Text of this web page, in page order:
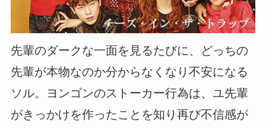
先輩のダークな一面を見るたびに、どっちの
先輩が本物なのか分からなくなり不安になる
ソル。ヨンゴンのストーカー行為は、ユ先輩
がきっかけを作ったことを知り再び不信感が